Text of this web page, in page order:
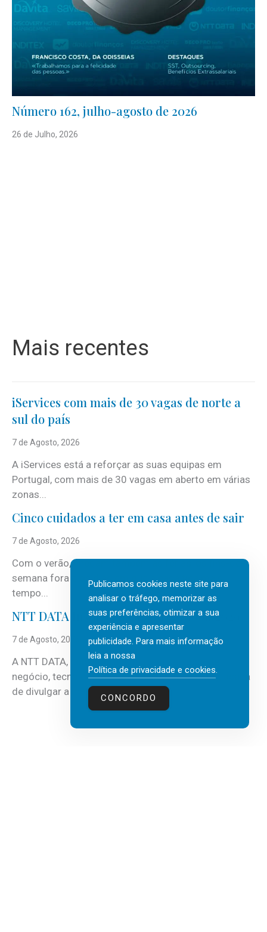
Número 162, julho-agosto de 2026
26 de Julho, 2026
Mais recentes
iServices com mais de 30 vagas de norte a
sul do país
7 de Agosto, 2026
A iServices está a reforçar as suas equipas em
Portugal, com mais de 30 vagas em aberto em várias
zonas...
Cinco cuidados a ter em casa antes de sair
7 de Agosto, 2026
Com o verão, chegam também as férias, os fins-de-
semana fora e os dias em que a casa fica mais
tempo...
NTT DATA Insurtech Global Outlook 2026
7 de Agosto, 2026
A NTT DATA, consultora global em serviços de
negócio, tecnologia e inteligência artificial (IA), acaba
de divulgar a mais recente...
Publicamos cookies neste site para
analisar o tráfego, memorizar as
suas preferências, otimizar a sua
experiência e apresentar
publicidade. Para mais informação
leia a nossa
Política de privacidade e cookies.
CONCORDO